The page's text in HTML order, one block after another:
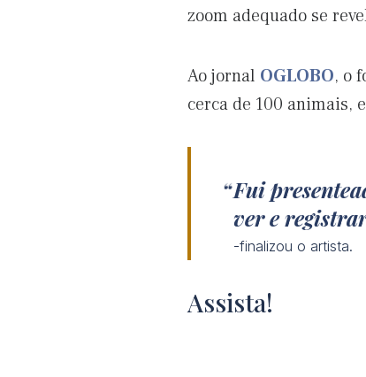
zoom adequado se
Ao jornal OGLOBO, o
cerca de 100 animais,
Fui
ver e
-finalizou o artista.
Assista!